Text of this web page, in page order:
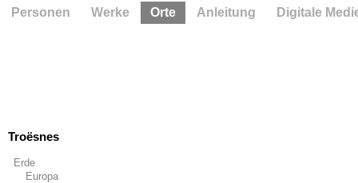
Troësnes
Erde
Europa
Personen Werke Orte Anleitung Digitale